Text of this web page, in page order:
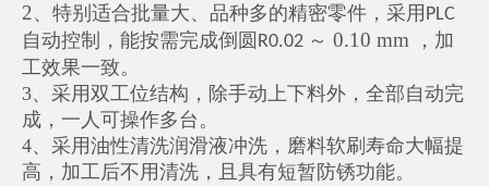
2、特别适合批量大、品种多的精密零件，采用 PLC
自动控制，能按需完成倒圆 R0.02 ～ 0.10 mm
，加
工效果一致。
3、采用双工位结构，除手动上下料外，全部自动完
成，一人可操作多台。
4、采用油性清洗润滑液冲洗，磨料软刷寿命大幅提
高，加工后不用清洗，且具有短暂防锈功能。